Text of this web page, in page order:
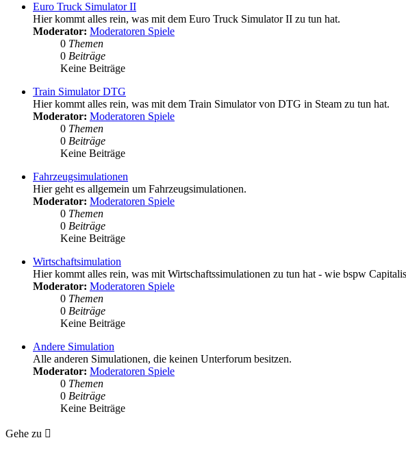
Euro Truck Simulator II
Hier kommt alles rein, was mit dem Euro Truck Simulator II zu tun hat.
Moderator: Moderatoren Spiele
0 Themen
0 Beiträge
Keine Beiträge
Train Simulator DTG
Hier kommt alles rein, was mit dem Train Simulator von DTG in Steam zu tun hat.
Moderator: Moderatoren Spiele
0 Themen
0 Beiträge
Keine Beiträge
Fahrzeugsimulationen
Hier geht es allgemein um Fahrzeugsimulationen.
Moderator: Moderatoren Spiele
0 Themen
0 Beiträge
Keine Beiträge
Wirtschaftsimulation
Hier kommt alles rein, was mit Wirtschaftssimulationen zu tun hat - wie bspw
Moderator: Moderatoren Spiele
0 Themen
0 Beiträge
Keine Beiträge
Andere Simulation
Alle anderen Simulationen, die keinen Unterforum besitzen.
Moderator: Moderatoren Spiele
0 Themen
0 Beiträge
Keine Beiträge
Gehe zu